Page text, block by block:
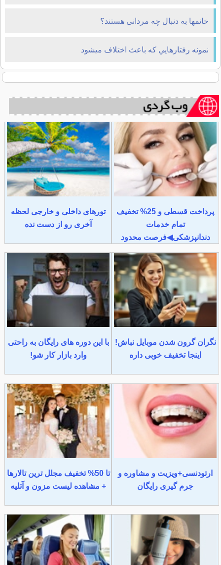
خانمها به دنبال چه مردانی هستند؟
نمونه رفتارهايي كه باعث اختلاف ميشود
پرداخت قسطی و 25% تخفیف
تمام خدمات
دندانپزشکی◀فرصت محدود
تورهای داخلی و خارجی لحظه
آخری رو از دست نده
نگران گرون شدن موبایل نباش!
اینجا تخفیف خوبی داره
با این دوره های رایگان به راحتی
وارد بازار کار شو!
ارتودنسی+ویزیت و مشاوره و
جرم گیری رایگان
تا 50% تخفیف مجلل ترین تالارها
+ مشاهده لیست مزون و آتلیه